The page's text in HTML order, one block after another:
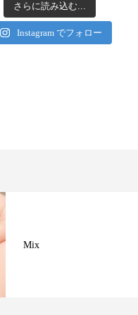
さらに読み込む...
Instagram でフォロー
Mix